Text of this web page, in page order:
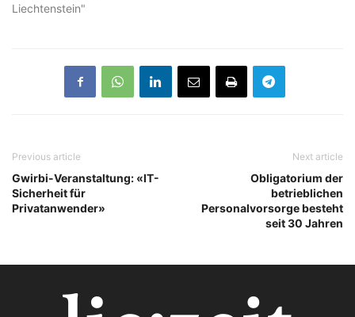
Liechtenstein"
Previous article
Gwirbi-Veranstaltung: «IT-
Sicherheit für
Privatanwender»
Next article
Obligatorium der
betrieblichen
Personalvorsorge besteht
seit 30 Jahren